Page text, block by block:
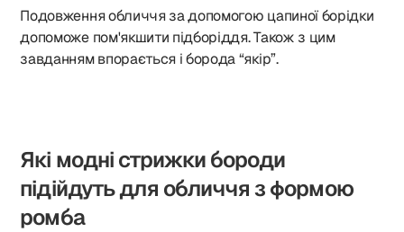
Подовження обличчя за допомогою цапиної борідки
допоможе пом'якшити підборіддя. Також з цим
завданням впорається і борода “якір”.
Які модні стрижки бороди
підійдуть для обличчя з формою
ромба